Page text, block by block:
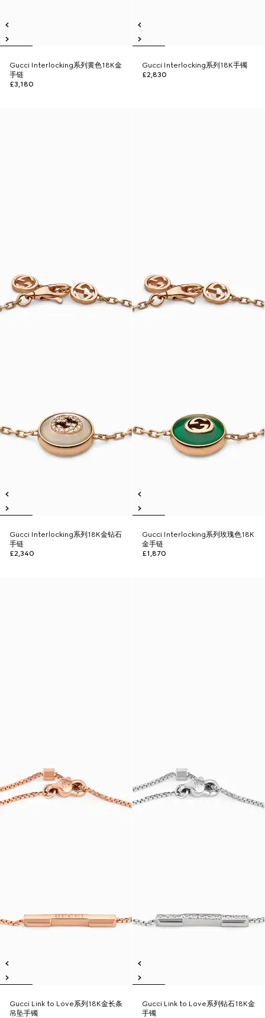
Gucci Interlocking系列黄色18K金
手链
£3,180
Gucci Interlocking系列18K手镯
£2,830
Gucci Interlocking系列18K金钻石
手链
£2,340
Gucci Interlocking系列玫瑰色18K
金手链
£1,870
Gucci Link to Love系列18K金长条
吊坠手镯
Gucci Link to Love系列钻石18K金
手镯